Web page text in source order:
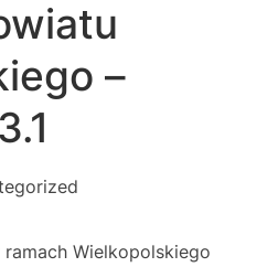
–
Wielkopolskiego